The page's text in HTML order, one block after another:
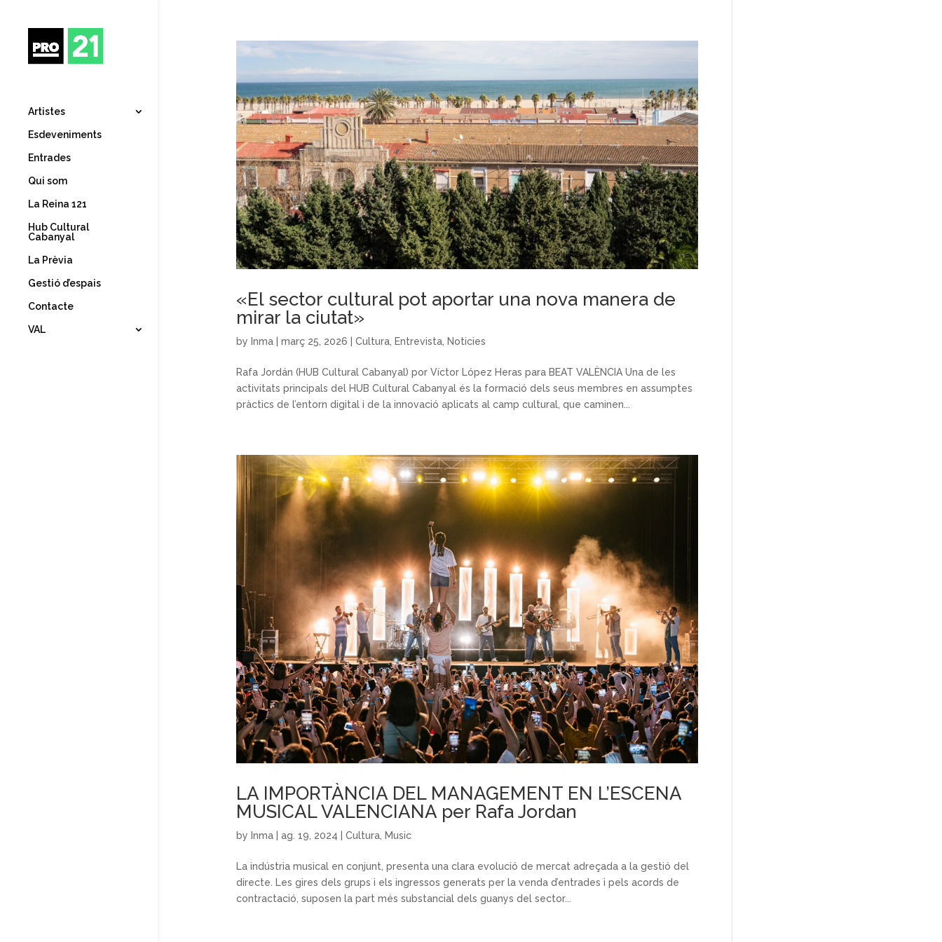
Artistes
Esdeveniments
Entrades
Qui som
La Reina 121
Hub Cultural
Cabanyal
La Prèvia
Gestió d’espais
Contacte
VAL
«El sector cultural pot aportar una nova manera de
mirar la ciutat»
by Inma| març 25, 2026 Cultura, Entrevista, Noticies
Rafa Jordán (HUB Cultural Cabanyal) por Víctor López Heras para BEAT VALÈNCIA Una de les
activitats principals del HUB Cultural Cabanyal és la formació dels seus membres en assumptes
pràctics de l’entorn digital i de la innovació aplicats al camp cultural, que caminen...
LA IMPORTÀNCIA DEL MANAGEMENT EN L’ESCENA
MUSICAL VALENCIANA per Rafa Jordan
by Inma| ag. 19, 2024 Cultura, Music
La indústria musical en conjunt, presenta una clara evolució de mercat adreçada a la gestió del
directe. Les gires dels grups i els ingressos generats per la venda d’entrades i pels acords de
contractació, suposen la part més substancial dels guanys del sector...